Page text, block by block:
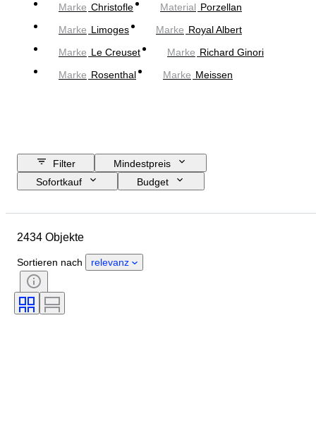
Marke Christofle Material Porzellan
Marke Limoges Marke Royal Albert
Marke Le Creuset Marke Richard Ginori
Marke Rosenthal Marke Meissen
Filter
Mindestpreis
Sofortkauf
Budget
Material
Unterschrift
Größe
Art von Küchenmesser
Dekor
Original/Nachbau
2434 Objekte
Sortieren nach relevanz